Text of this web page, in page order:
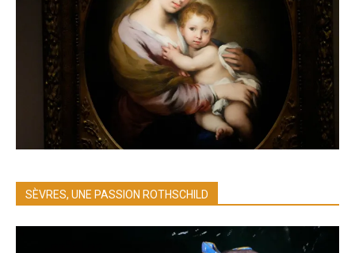
SÈVRES, UNE PASSION ROTHSCHILD